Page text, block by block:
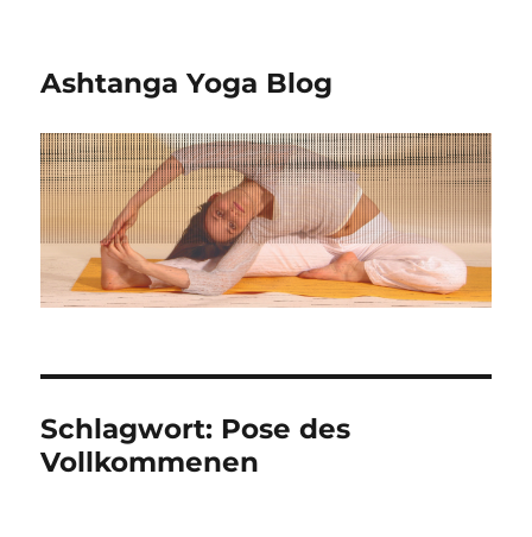
Ashtanga Yoga Blog
Schlagwort: Pose des
Vollkommenen